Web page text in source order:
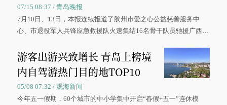
07/15 08:37 / 青岛晚报
7月10日、13日，本报连续报道了胶州市爱之心公益慈善服务中
心、市退役军人兵锋应急救援队火速集结16名骨干队员驰援广西灾
游客出游兴致增长 青岛上榜境
内自驾游热门目的地TOP10
05/08 07:32 / 观海新闻
今年五一假期，60个城市的中小学集中开启“春假+五一”连休模